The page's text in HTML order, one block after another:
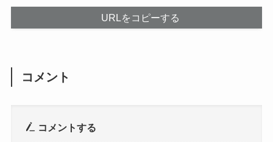
URLをコピーする
コメント
コメントする